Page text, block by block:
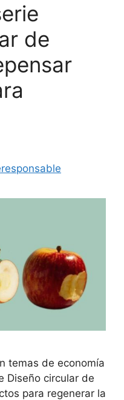
de
temas de economía
Diseño circular de
para regenerar la